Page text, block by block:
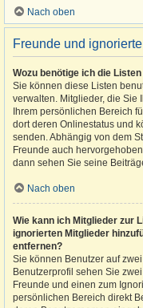
Nach oben
Freunde und
Wozu benötige ich die
Sie können diese Listen
verwalten. Mitglieder, die Sie
Ihrem persönlichen Bereich
dort deren Onlinestatus und
senden. Abhängig von dem
Freunde auch
dann sehen Sie seine
Nach oben
Wie kann ich Mitglieder zur
ignorierten Mitglieder
entfernen?
Sie können Benutzer auf
Benutzerprofil sehen Sie
Freunde und einen zum
persönlichen Bereich direkt